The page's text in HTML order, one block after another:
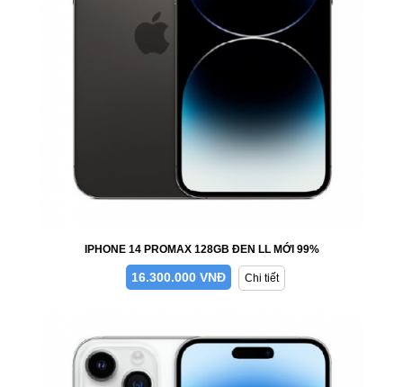
IPHONE 14 PROMAX 128GB ĐEN LL MỚI 99%
16.300.000 VNĐ Chi tiết